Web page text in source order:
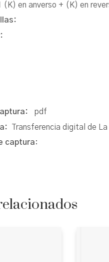
(K) en anverso + (K) en
pdf
Transferencia digital de
captura: